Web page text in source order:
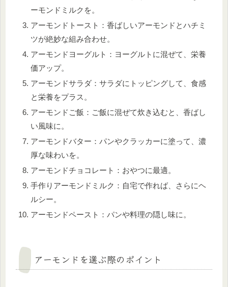
ーモンドミルクを。
アーモンドトースト：香ばしいアーモンドとハチミ
ツが絶妙な組み合わせ。
アーモンドヨーグルト：ヨーグルトに混ぜて、栄養
価アップ。
アーモンドサラダ：サラダにトッピングして、食感
と栄養をプラス。
アーモンドご飯：ご飯に混ぜて炊き込むと、香ばし
い風味に。
アーモンドバター：パンやクラッカーに塗って、濃
厚な味わいを。
アーモンドチョコレート：おやつに最適。
手作りアーモンドミルク：自宅で作れば、さらにヘ
ルシー。
アーモンドペースト：パンや料理の隠し味に。
アーモンドを選ぶ際のポイント